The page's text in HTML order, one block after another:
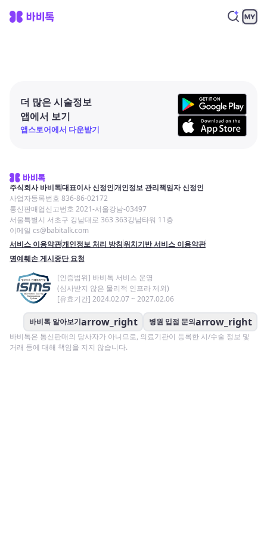
더 많은 시술정보
앱에서 보기
앱스토어에서 다운받기
주식회사 바비톡대표이사 신정인개인정보 관리책임자 신정인
사업자등록번호 836-86-02172
통신판매업신고번호 2021-서울강남-03497
서울특별시 서초구 강남대로 363 363강남타워 11층
이메일 cs@babitalk.com
서비스 이용약관개인정보 처리 방침위치기반 서비스 이용약관
명예훼손 게시중단 요청
[인증범위] 바비톡 서비스 운영
(심사받지 않은 물리적 인프라 제외)
[유효기간] 2024.02.07 ~ 2027.02.06
바비톡 알아보기arrow_right 병원 입점 문의arrow_right
바비톡은 통신판매의 당사자가 아니므로, 의료기관이 등록한 시/수술 정보 및
거래 등에 대해 책임을 지지 않습니다.